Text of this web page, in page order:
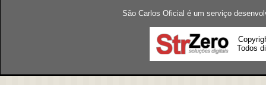
São Carlos Oficial é um serviço
Todos